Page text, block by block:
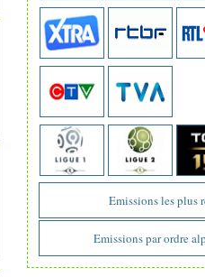
Emissions les plus
Emissions par ordre